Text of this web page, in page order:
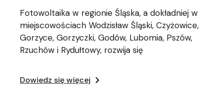
Fotowoltaika w regionie Śląska, a dokładniej w
miejscowościach Wodzisław Śląski, Czyżowice,
Gorzyce, Gorzyczki, Godów, Lubomia, Pszów,
Rzuchów i Rydułtowy, rozwija się
Dowiedz się więcej